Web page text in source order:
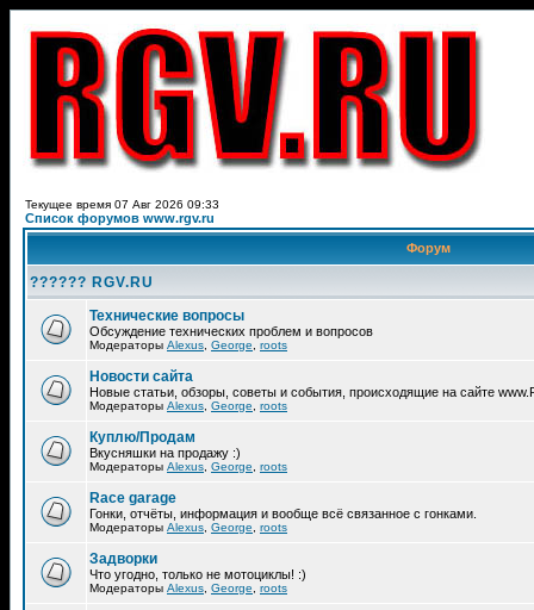
Текущее время 07 Авг 2026 09:33
Список форумов www.rgv.ru
Форум
?????? RGV.RU
Технические вопросы
Обсуждение технических проблем и вопросов
Модераторы Alexus George roots
Новости сайта
Новые статьи, обзоры, советы и события, происходящие на сайте
Модераторы Alexus George roots
Куплю/Продам
Вкусняшки на продажу :)
Модераторы Alexus George roots
Race garage
Гонки, отчёты, информация и вообще всё связанное с гонками.
Модераторы Alexus George roots
Задворки
Что угодно, только не мотоциклы! :)
Модераторы Alexus George roots